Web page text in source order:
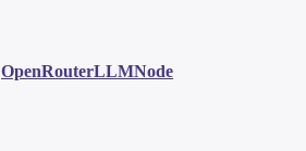
OpenRouterLLMNode